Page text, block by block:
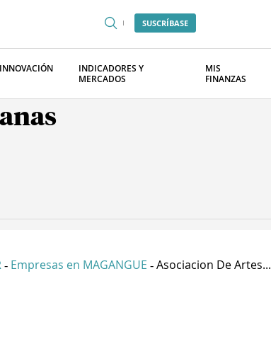
SUSCRÍBASE
INNOVACIÓN
INDICADORES Y
MERCADOS
MIS
FINANZAS
- Empresas en MAGANGUE - Asociacion De Artes...